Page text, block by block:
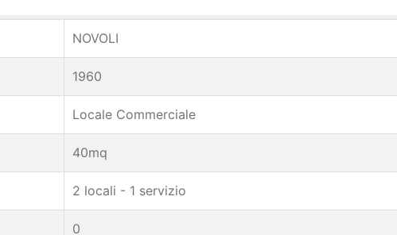
NOVOLI
1960
Locale Commerciale
40mq
2 locali - 1 servizio
0